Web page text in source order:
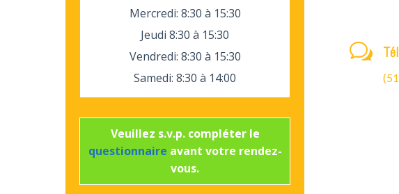
Mercredi: 8:30 à 15:30
Jeudi 8:30 à 15:30
Vendredi: 8:30 à 15:30
Samedi: 8:30 à 14:00
Veuillez s.v.p. compléter le
questionnaire avant votre rendez-
vous.
w